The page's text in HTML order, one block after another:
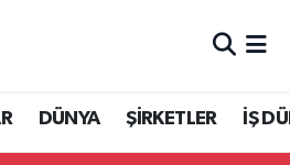
DÜNYA ŞİRKETLER İŞ